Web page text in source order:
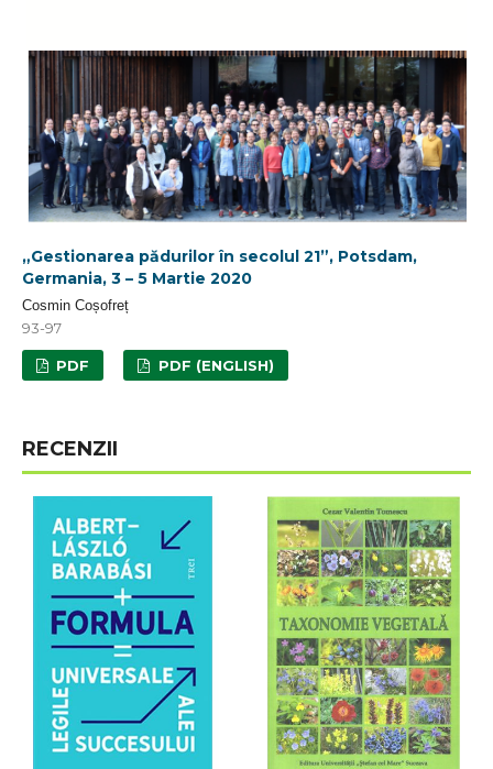
„Gestionarea pădurilor în secolul 21”, Potsdam,
Germania, 3 – 5 Martie 2020
Cosmin Coșofreț
93-97
PDF PDF (ENGLISH)
RECENZII